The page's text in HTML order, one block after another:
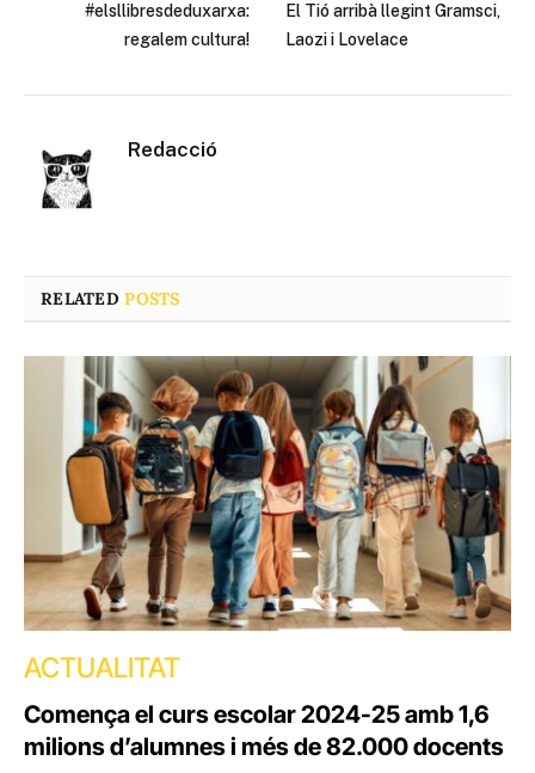
#elsllibresdeduxarxa:
regalem cultura!
El Tió arribà llegint Gramsci,
Laozi i Lovelace
Redacció
RELATEDPOSTS
ACTUALITAT
Comença el curs escolar 2024-25 amb 1,6
milions d’alumnes i més de 82.000 docents